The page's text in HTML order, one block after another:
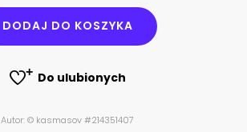
DODAJ DO KOSZYKA
Do ulubionych
Autor: © kasmasov #214351407